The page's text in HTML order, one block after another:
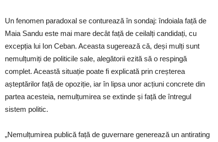
Un fenomen paradoxal se conturează în sondaj: îndoiala față de
Maia Sandu este mai mare decât față de ceilalți candidați, cu
excepția lui Ion Ceban. Aceasta sugerează că, deși mulți sunt
nemulțumiți de politicile sale, alegătorii ezită să o respingă
complet. Această situație poate fi explicată prin creșterea
așteptărilor față de opoziție, iar în lipsa unor acțiuni concrete din
partea acesteia, nemulțumirea se extinde și față de întregul
sistem politic.
„Nemulțumirea publică față de guvernare generează un antirating